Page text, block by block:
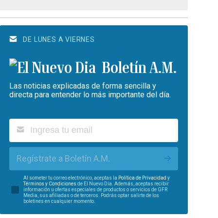
DE LUNES A VIERNES
Boletín A.M.
Las noticias explicadas de forma sencilla y
directa para entender lo más importante del día.
Regístrate a Boletín A.M.
Al someter tu correo electrónico, aceptas la Política de Privacidad y
Términos y Condiciones de El Nuevo Día. Además, aceptas recibir
información u ofertas especiales de productos o servicios de GFR
Media, sus afiliadas o de terceros. Podrás optar salirte de los
boletines en cualquier momento.